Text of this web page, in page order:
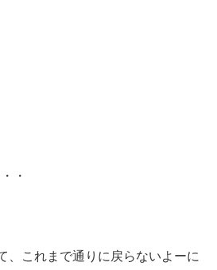
・
、これまで通りに戻らないよーに